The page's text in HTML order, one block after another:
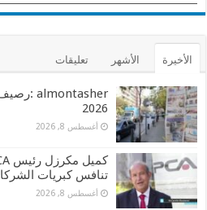
الأخيرة الأشهر تعليقات
2026
أغسطس 8, 2026
تنافس كبريات
أغسطس 8, 2026